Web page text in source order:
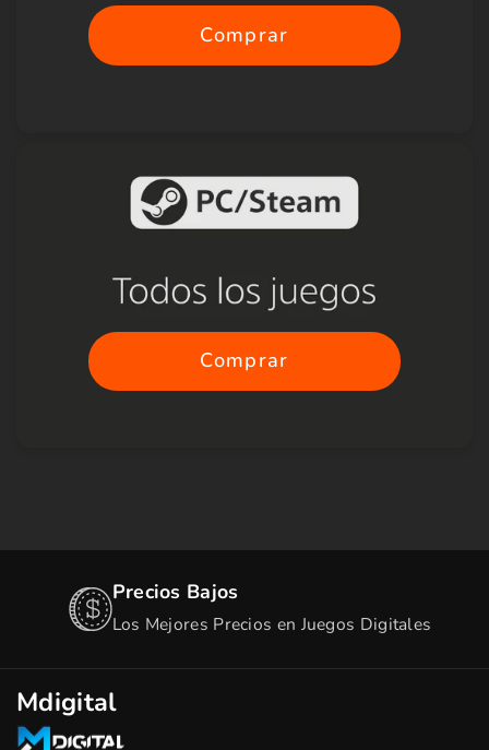
Comprar
Comprar
Precios Bajos
Los Mejores Precios en Juegos Digitales
Mdigital